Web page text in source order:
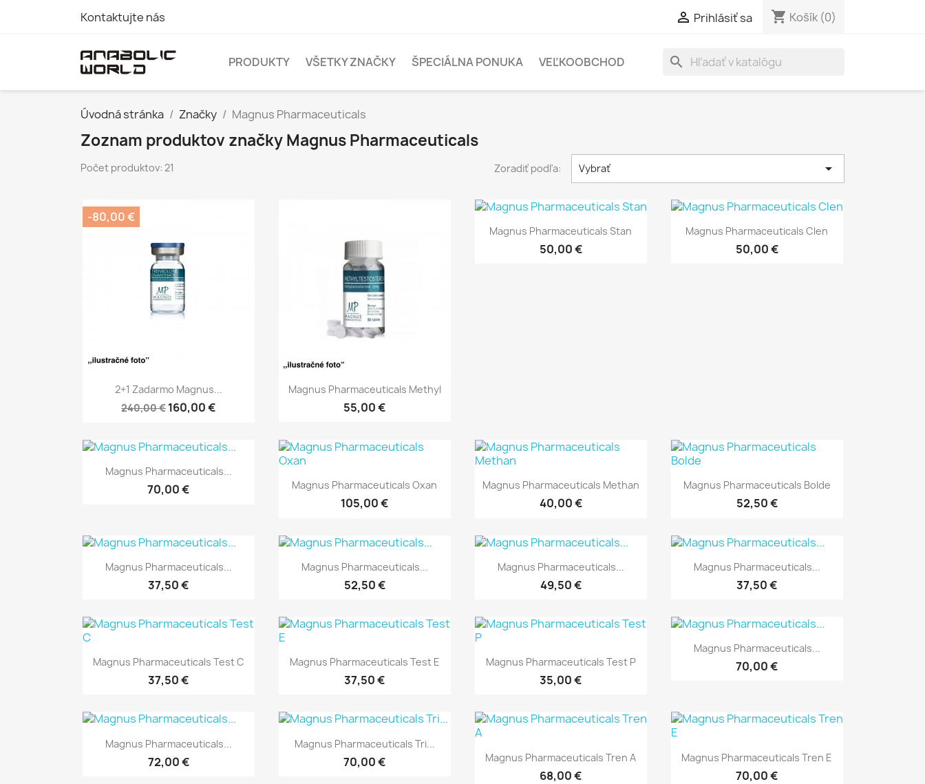
Kontaktujte nás  Prihlásiť sa shopping_cart Košík (0)
PRODUKTY VŠETKY ZNAČKY ŠPECIÁLNA PONUKA VEĽKOOBCHOD search
Úvodná stránka Značky Magnus Pharmaceuticals
Zoznam produktov značky Magnus Pharmaceuticals
Počet produktov: 21 Zoradiť podľa: Vybrať 
Rýchly náhľad
2+1 Zadarmo Magnus...
240,00 € 160,00 €
-80,00 €
Rýchly náhľad
Magnus Pharmaceuticals Methyl
55,00 €
Rýchly náhľad
Magnus Pharmaceuticals Stan
50,00 €
Rýchly náhľad
Magnus Pharmaceuticals Clen
50,00 €
Rýchly náhľad
Magnus Pharmaceuticals...
70,00 € Rýchly náhľad
Magnus Pharmaceuticals Oxan
105,00 €
Rýchly náhľad
Magnus Pharmaceuticals Methan
40,00 €
Rýchly náhľad
Magnus Pharmaceuticals Bolde
52,50 €
Rýchly náhľad
Magnus Pharmaceuticals...
37,50 €
Rýchly náhľad
Magnus Pharmaceuticals...
52,50 €
Rýchly náhľad
Magnus Pharmaceuticals...
49,50 €
Rýchly náhľad
Magnus Pharmaceuticals...
37,50 €
Rýchly náhľad
Magnus Pharmaceuticals Test C
37,50 €
Rýchly náhľad
Magnus Pharmaceuticals Test E
37,50 €
Rýchly náhľad
Magnus Pharmaceuticals Test P
35,00 €
Rýchly náhľad
Magnus Pharmaceuticals...
70,00 €
Rýchly náhľad
Magnus Pharmaceuticals...
72,00 €
 Rýchly náhľad
Magnus Pharmaceuticals Tri...
70,00 € Rýchly náhľad
Magnus Pharmaceuticals Tren A
68,00 €
Rýchly náhľad
Magnus Pharmaceuticals Tren E
70,00 €